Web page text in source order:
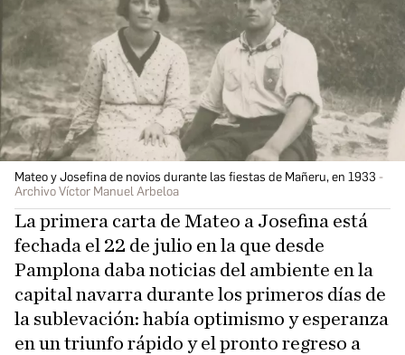
Mateo y Josefina de novios durante las fiestas de Mañeru, en 1933
Archivo Víctor Manuel Arbeloa
La primera carta de Mateo a Josefina está
fechada el 22 de julio en la que desde
Pamplona daba noticias del ambiente en la
capital navarra durante los primeros días de
la sublevación: había optimismo y esperanza
en un triunfo rápido y el pronto regreso a